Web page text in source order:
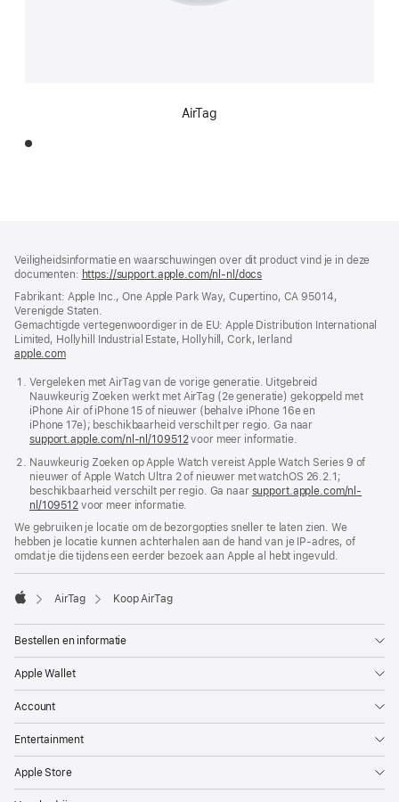
AirTag
Veiligheidsinformatie en waarschuwingen over dit product vind je in deze
documenten: https://support.apple.com/nl-nl/docs
nieuw
geopend)
Fabrikant: Apple Inc., One Apple Park Way, Cupertino, CA 95014,
Verenigde Staten.
Gemachtigde vertegenwoordiger in de EU: Apple Distribution International
Limited, Hollyhill Industrial Estate, Hollyhill, Cork, Ierland
apple.com(wordt
nieuw
venster
geopend)
Vergeleken met AirTag van de vorige generatie. Uitgebreid
Nauwkeurig Zoeken werkt met AirTag (2e generatie) gekoppeld met
iPhone Air of iPhone 15 of nieuwer (behalve iPhone 16e en
iPhone 17e); beschikbaarheid verschilt per regio. Ga naar
support.apple.com/nl-nl/109512voor meer informatie.
Nauwkeurig Zoeken op Apple Watch vereist Apple Watch Series 9 of
nieuwer of Apple Watch Ultra 2 of nieuwer met watchOS 26.2.1;
beschikbaarheid verschilt per regio. Ga naar support.apple.com/nl-
nl/109512voor meer informatie.
We gebruiken je locatie om de bezorgopties sneller te laten zien. We
hebben je locatie kunnen achterhalen aan de hand van je IP-adres, of
omdat je die tijdens een eerder bezoek aan Apple al hebt ingevuld.
AirTag Koop AirTag
Bestellen en informatie
Apple Wallet
Account
Entertainment
Apple Store